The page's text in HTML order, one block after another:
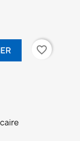
favorite_border